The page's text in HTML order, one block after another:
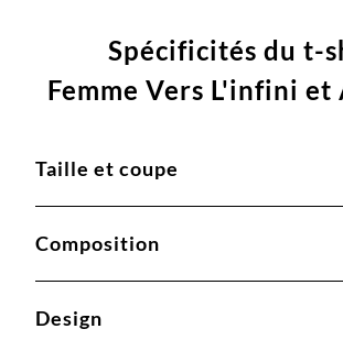
Spécificités du t-
Femme Vers L'infini et
Taille et coupe
Composition
Design